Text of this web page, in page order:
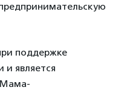
поддержке
и является